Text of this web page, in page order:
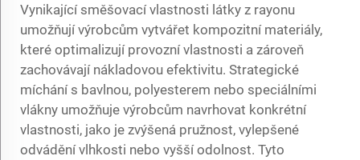
Vynikající směšovací vlastnosti látky z rayonu
umožňují výrobcům vytvářet kompozitní materiály,
které optimalizují provozní vlastnosti a zároveň
zachovávají nákladovou efektivitu. Strategické
míchání s bavlnou, polyesterem nebo speciálními
vlákny umožňuje výrobcům navrhovat konkrétní
vlastnosti, jako je zvýšená pružnost, vylepšené
odvádění vlhkosti nebo vyšší odolnost. Tyto